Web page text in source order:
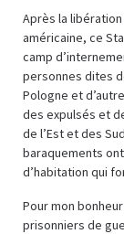
Après la libération
américaine, ce
camp
personnes dites
Pologne et
des expulsés et
de l’Est et des
baraquements
d’habitation qui
Pour mon
prisonniers de